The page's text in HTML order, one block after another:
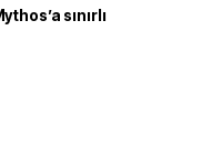
sınırlı